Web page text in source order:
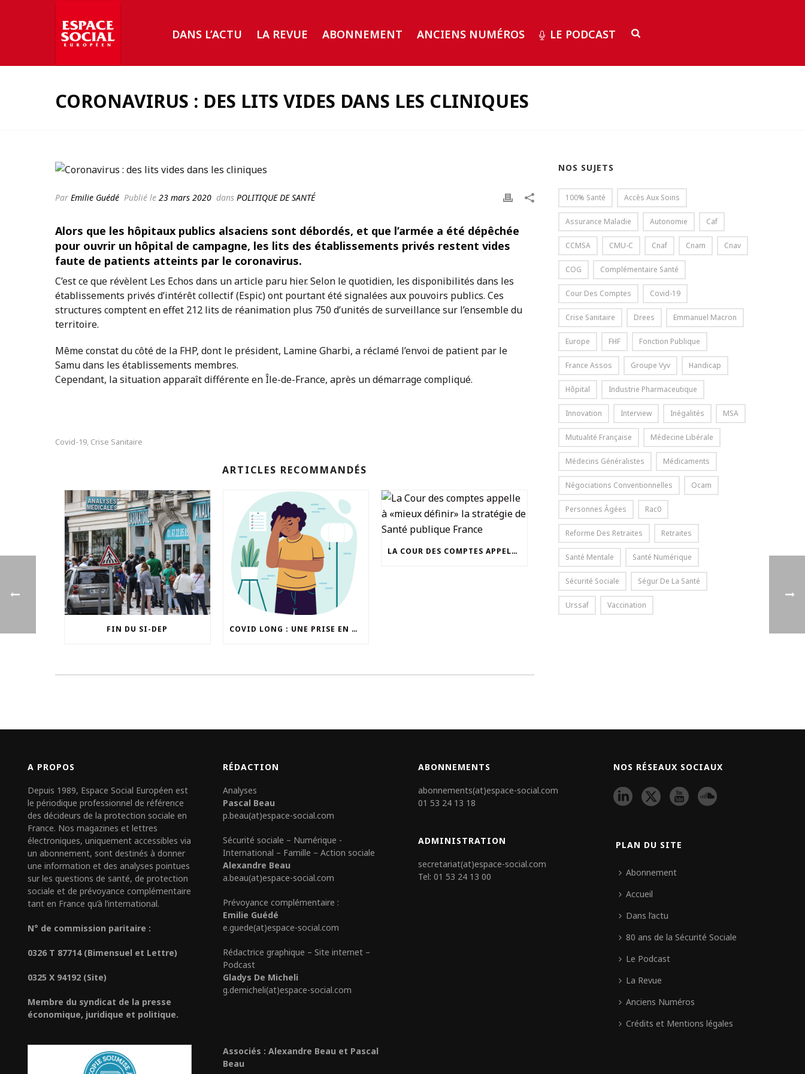
DANS L’ACTU LA REVUE ABONNEMENT ANCIENS NUMÉROS LE PODCAST
CORONAVIRUS : DES LITS VIDES DANS LES CLINIQUES
Par Emilie Guédé Publié le 23 mars 2020 dans POLITIQUE DE SANTÉ
Alors que les hôpitaux publics alsaciens sont débordés, et que l’armée a été dépêchée
pour ouvrir un hôpital de campagne, les lits des établissements privés restent vides
faute de patients atteints par le coronavirus.
C’est ce que révèlent Les Echos dans un article paru hier. Selon le quotidien, les disponibilités dans les
établissements privés d’intérêt collectif (Espic) ont pourtant été signalées aux pouvoirs publics. Ces
structures comptent en effet 212 lits de réanimation plus 750 d’unités de surveillance sur l’ensemble du
territoire.
Même constat du côté de la FHP, dont le président, Lamine Gharbi, a réclamé l’envoi de patient par le
Samu dans les établissements membres.
Cependant, la situation apparaît différente en Île-de-France, après un démarrage compliqué.
Covid-19, Crise Sanitaire
ARTICLES RECOMMANDÉS
FIN DU SI-DEP COVID LONG : UNE PRISE EN CHARGE «À AMÉLIORER» POUR LE COVARS
LA COUR DES COMPTES APPELLE À «MIEUX DÉFINIR» LA STRATÉGIE DE SANTÉ PUBLIQUE FRANCE
NOS SUJETS
100% Santé Accès Aux Soins
Assurance Maladie Autonomie Caf
CCMSA CMU-C Cnaf Cnam Cnav
COG Complémentaire Santé
Cour Des Comptes Covid-19
Crise Sanitaire Drees Emmanuel Macron
Europe FHF Fonction Publique
France Assos Groupe Vyv Handicap
Hôpital Industrie Pharmaceutique
Innovation Interview Inégalités MSA
Mutualité Française Médecine Libérale
Médecins Généralistes Médicaments
Négociations Conventionnelles Ocam
Personnes Âgées Rac0
Reforme Des Retraites Retraites
Santé Mentale Santé Numérique
Sécurité Sociale Ségur De La Santé
Urssaf Vaccination
A PROPOS
Depuis 1989, Espace Social Européen est
le périodique professionnel de référence
des décideurs de la protection sociale en
France. Nos magazines et lettres
électroniques, uniquement accessibles via
un abonnement, sont destinés à donner
une information et des analyses pointues
sur les questions de santé, de protection
sociale et de prévoyance complémentaire
tant en France qu’à l’international.
N° de commission paritaire :
0326 T 87714 (Bimensuel et Lettre)
0325 X 94192 (Site)
Membre du syndicat de la presse
économique, juridique et politique.
RÉDACTION
Analyses
Pascal Beau
p.beau(at)espace-social.com
Sécurité sociale – Numérique -
International – Famille – Action sociale
Alexandre Beau
a.beau(at)espace-social.com
Prévoyance complémentaire :
Emilie Guédé
e.guede(at)espace-social.com
Rédactrice graphique – Site internet –
Podcast
Gladys De Micheli
g.demicheli(at)espace-social.com
Associés : Alexandre Beau et Pascal
Beau
ABONNEMENTS
abonnements(at)espace-social.com
01 53 24 13 18
ADMINISTRATION
secretariat(at)espace-social.com
Tel: 01 53 24 13 00
NOS RÉSEAUX SOCIAUX
PLAN DU SITE
Abonnement
Accueil
Dans l’actu
80 ans de la Sécurité Sociale
Le Podcast
La Revue
Anciens Numéros
Crédits et Mentions légales